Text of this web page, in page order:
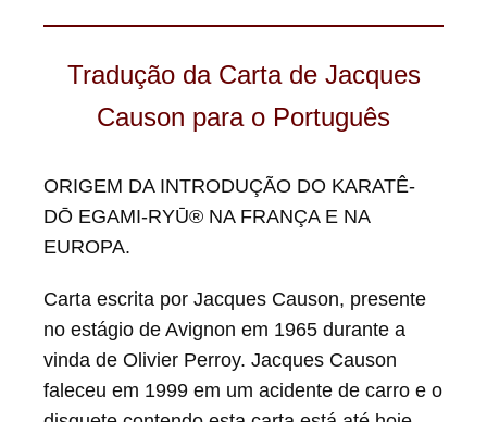
que certains de mes élèves avaient pu
ouvrir. Au cours de ce stage, nous
reçûmes um appel téléphonique d’un
Perroy. Celui-ci revenait d’un séjour au
Japon, avec son épouse, pratiquante elle
aussi. Il appelait desde Roma e
demandait que nous attendions son
arrivée à Valence, car il avait des choses
extrêmement importantes à nous
transmettre. Se relayant jour et nuit au
volant d’un Kombi Volskwagen, le couple
Tradução da Carta de Jacques
Causon para o Português
ORIGEM DA INTRODUÇÃO DO KARATÊ-
DŌ EGAMI-RYŪ® NA FRANÇA E NA
EUROPA.
Carta escrita por Jacques Causon, presente
no estágio de Avignon em 1965 durante a
vinda de Olivier Perroy. Jacques Causon
faleceu em 1999 em um acidente de carro e o